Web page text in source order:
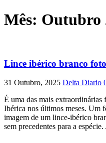
Mês: Outubro
Lince ibérico branco
31 Outubro, 2025 Delta Diario
É uma das mais extraordinárias
Ibérica nos últimos meses. Um
imagem de um lince-ibérico
sem precedentes para a